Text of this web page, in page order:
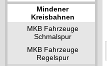
Mindener
Kreisbahnen
MKB Fahrzeuge
Schmalspur
MKB Fahrzeuge
Regelspur